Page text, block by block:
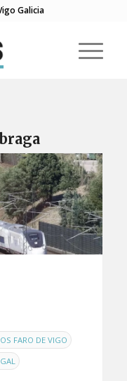
Galicia
FARO DE VIGO ,
,